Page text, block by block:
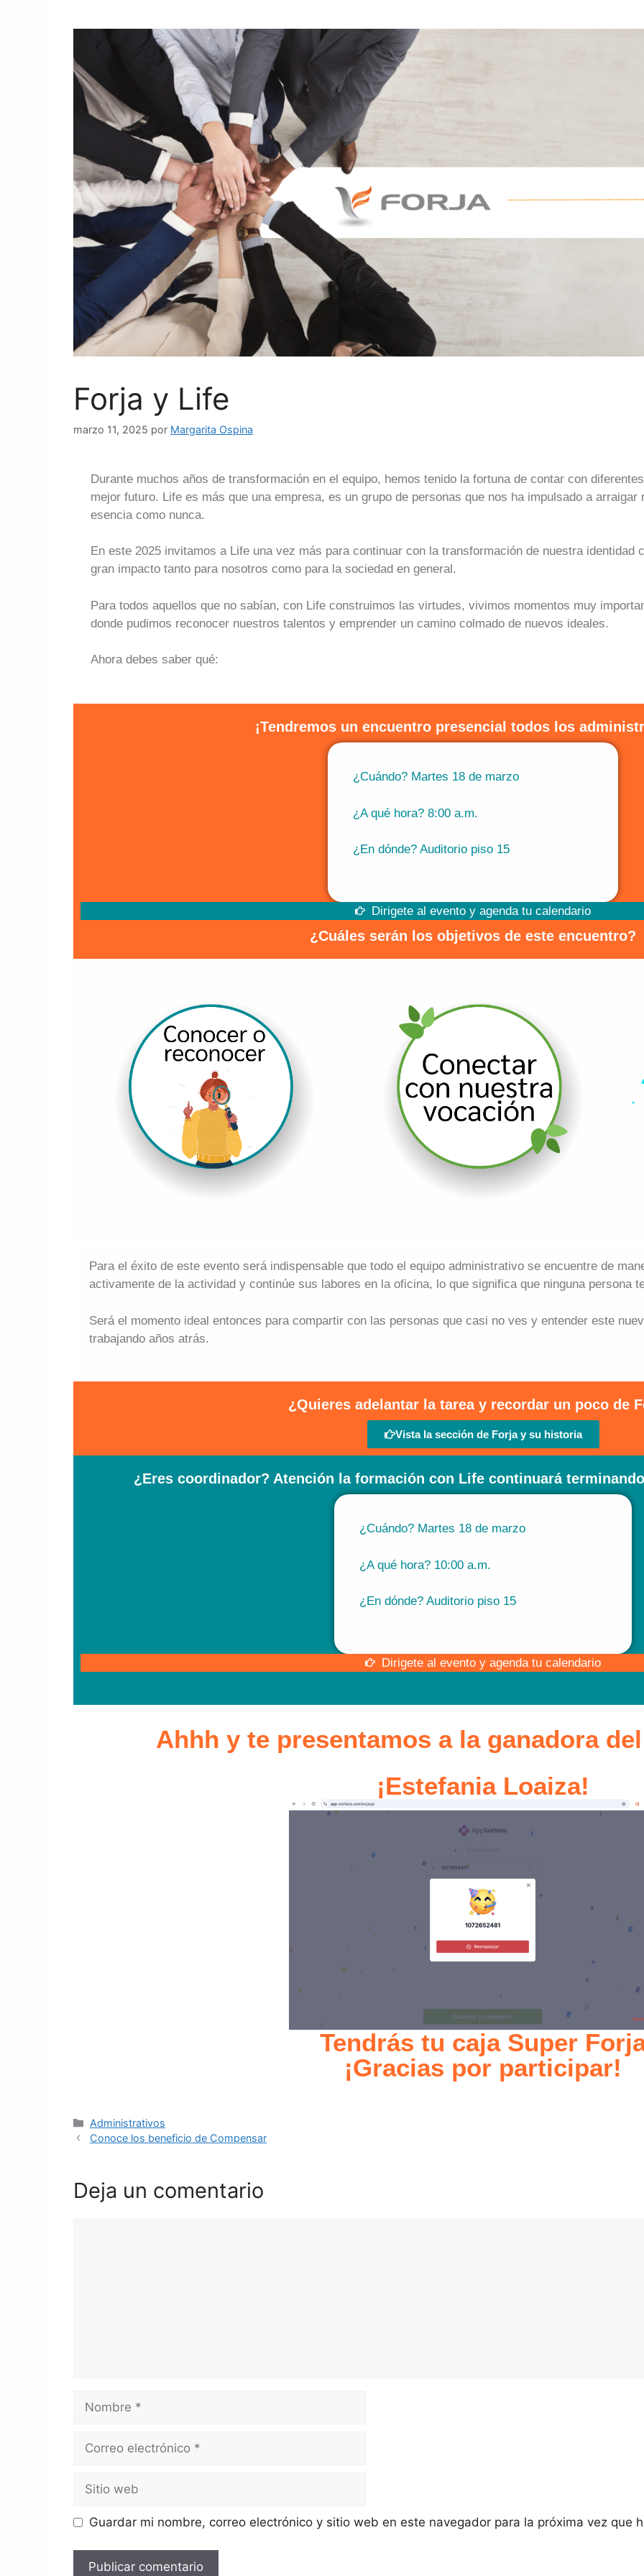
Forja y Life
marzo 11, 2025 por Margarita Ospina
Durante muchos años de transformación en el equipo, hemos tenido la fortuna de contar con
mejor futuro. Life es más que una empresa, es un grupo de personas que nos ha impulsado a
esencia como nunca.
En este 2025 invitamos a Life una vez más para continuar con la transformación de nuestra identidad
gran impacto tanto para nosotros como para la sociedad en general.
Para todos aquellos que no sabían, con Life construimos las virtudes, vivimos momentos muy
donde pudimos reconocer nuestros talentos y emprender un camino colmado de nuevos ideales.
Ahora debes saber qué:
¡Tendremos un encuentro presencial todos los
¿Cuándo? Martes 18 de marzo
¿A qué hora? 8:00 a.m.
¿En dónde? Auditorio piso 15
Dirigete al evento y agenda tu calendario
¿Cuáles serán los objetivos de este encuentro?
Para el éxito de este evento será indispensable que todo el equipo administrativo se encuentre de
activamente de la actividad y continúe sus labores en la oficina, lo que significa que ninguna persona
Será el momento ideal entonces para compartir con las personas que casi no ves y entender este
trabajando años atrás.
¿Quieres adelantar la tarea y recordar un poco de
Vista la sección de Forja y su historia
¿Eres coordinador? Atención la formación con Life continuará
¿Cuándo? Martes 18 de marzo
¿A qué hora? 10:00 a.m.
¿En dónde? Auditorio piso 15
Dirigete al evento y agenda tu calendario
Ahhh y te presentamos a la ganadora
¡Estefania Loaiza!
Tendrás tu caja Super
¡Gracias por participar!
Administrativos
Conoce los beneficio de Compensar
Deja un comentario
Guardar mi nombre, correo electrónico y sitio web en este navegador para la próxima vez que